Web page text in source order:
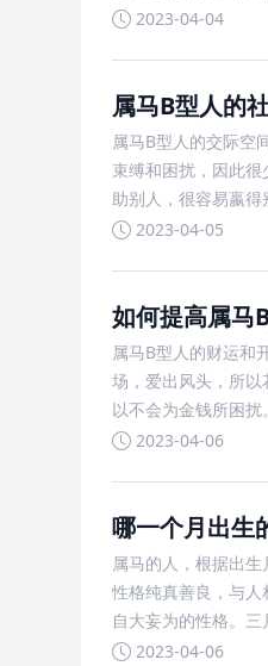
2023-04-04
属马B型人的
属马B型人的交际空
束缚和困扰，因此
助别人，很容易嬴
2023-04-05
如何提高属马
属马B型人的财运和
场，爱出风头，所
以不会为金钱所困
2023-04-06
哪一个月出生
属马的人，根据出
性格纯真善良，与
自大妄为的性格。
2023-04-06